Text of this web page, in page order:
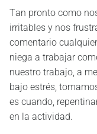
Tan pronto como
irritables y nos
comentario
niega a trabajar
nuestro trabajo, a
bajo estrés,
es cuando,
en la actividad.